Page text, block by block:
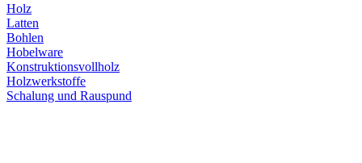
Holz
Latten
Bohlen
Hobelware
Konstruktionsvollholz
Holzwerkstoffe
Schalung und Rauspund